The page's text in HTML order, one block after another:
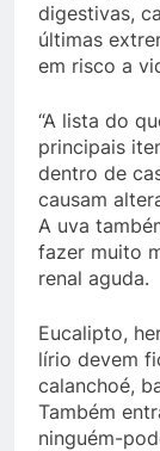
digestivas,
últimas
em risco a
“A lista do
principais
dentro de
causam
A uva
fazer muito
renal aguda.
Eucalipto,
lírio devem
calanchoé,
Também
ninguém-